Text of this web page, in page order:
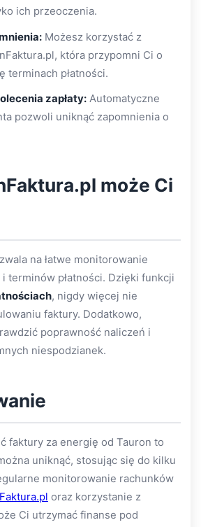
ich przeoczenia.
Możesz korzystać z
która przypomni Ci o
terminach płatności.
zapłaty: Automatyczne
pozwoli uniknąć zapomnienia o
może Ci
na łatwe monitorowanie
terminów płatności. Dzięki funkcji
, nigdy więcej nie
faktury. Dodatkowo,
poprawność naliczeń i
niespodzianek.
faktury za energię od Tauron to
uniknąć, stosując się do kilku
monitorowanie rachunków
oraz korzystanie z
Ci utrzymać finanse pod